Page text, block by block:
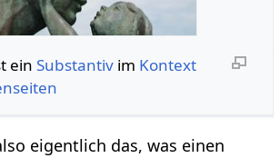
ist ein Substantivim Kontext
eigentlich das, was einen